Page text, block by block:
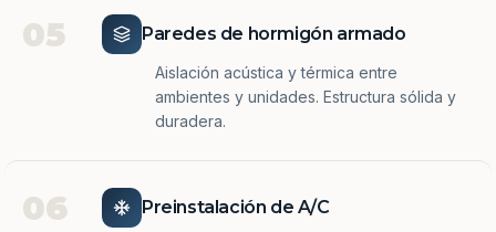
05 Paredes de hormigón armado
Aislación acústica y térmica entre
ambientes y unidades. Estructura sólida y
duradera.
06 Preinstalación de A/C